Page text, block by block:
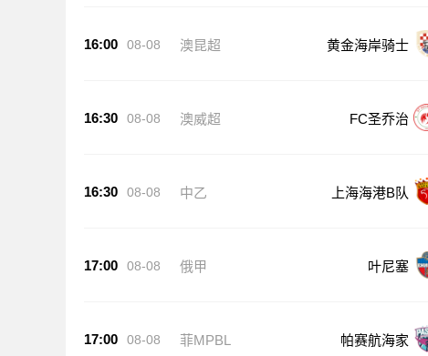
16:00 08-08 澳昆超 黄金海岸骑士
16:30 08-08 澳威超 FC圣乔治
16:30 08-08 中乙 上海海港B队
17:00 08-08 俄甲 叶尼塞
17:00 08-08 菲MPBL 帕赛航海家